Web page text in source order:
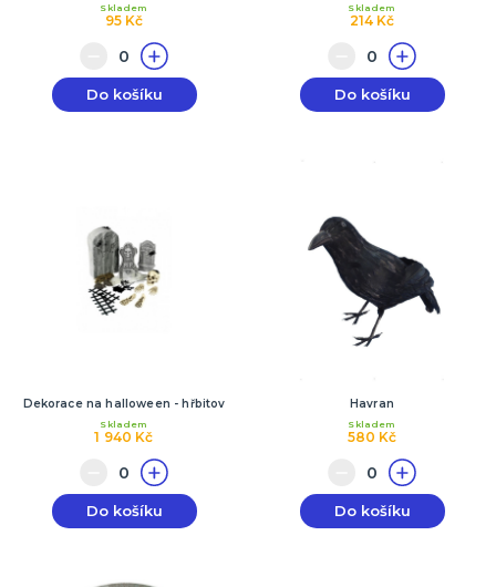
95 Kč
Skladem
Do košíku
214 Kč
Skladem
Do košíku
Dekorace na halloween - hřbitov
1 940 Kč
Skladem
Do košíku
Havran
580 Kč
Skladem
Do košíku